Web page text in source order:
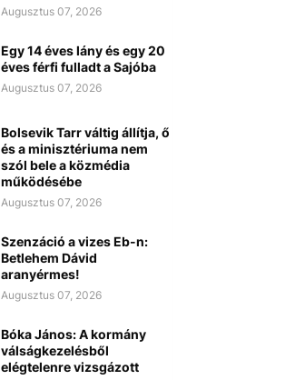
Augusztus 07, 2026
Egy 14 éves lány és egy 20
éves férfi fulladt a Sajóba
Augusztus 07, 2026
Bolsevik Tarr váltig állítja, ő
és a minisztériuma nem
szól bele a közmédia
működésébe
Augusztus 07, 2026
Szenzáció a vizes Eb-n:
Betlehem Dávid
aranyérmes!
Augusztus 07, 2026
Bóka János: A kormány
válságkezelésből
elégtelenre vizsgázott